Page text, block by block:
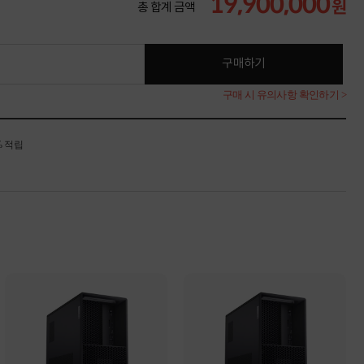
총 합계 금액 원
구매하기
구매 시 유의사항 확인하기 >
적립